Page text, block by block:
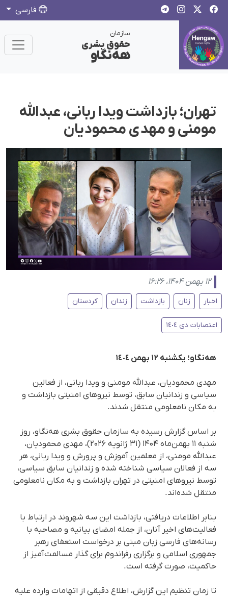
فارسی
سازمان
حقوق بشری
هەنگاو
تهران؛ بازداشت ویدا ربانی، عبدالله
مومنی و مهدی محمودیان
۱۲ بهمن ۱۴۰۴، ۱۶:۲۶
اخبار زنان بازداشت زندان کردستان
اعتصابات دی ١٤٠٤
هەنگاو؛ یکشنبە ١٢ بهمن ١٤٠٤
مهدی محمودیان، عبدالله مومنی و ویدا ربانی، از فعالین
سیاسی و زندانیان سابق، توسط نیروهای امنیتی بازداشت و
به مکان نامعلومی منتقل شدند.
بر اساس گزارش رسیده به سازمان حقوق بشری هه‌نگاو، روز
شنبه ۱۱ بهمن‌ماه ۱۴۰۴ (۳۱ ژانویه ۲۰۲۶)، مهدی محمودیان،
عبدالله مومنی، از معلمین آموزش و پرورش و ویدا ربانی، هر
سە از فعالان سیاسی شناخته شده و زندانیان سابق سیاسی،
توسط نیروهای امنیتی در تهران بازداشت و به مکان نامعلومی
منتقل شده‌اند.
بنابر اطلاعات دریافتی، بازداشت این سه شهروند در ارتباط با
فعالیت‌های اخیر آنان، از جمله امضای بیانیه و مصاحبه با
رسانه‌های فارسی زبان مبنی بر درخواست استعفای رهبر
جمهوری اسلامی و برگزاری رفراندوم برای گذار مسالمت‌آمیز از
حاکمیت، صورت گرفته است.
تا زمان تنظیم این گزارش، اطلاع دقیقی از اتهامات وارده علیه